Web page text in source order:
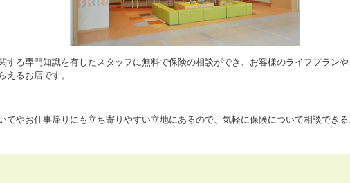
する専門知識を有したスタッフに無料で保険の相談ができ、お客様のライフプラン
えるお店です。
でやお仕事帰りにも立ち寄りやすい立地にあるので、気軽に保険について相談できる